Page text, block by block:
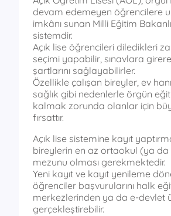
devam edemeyen öğrencilere
imkânı sunan Milli Eğitim
sistemdir.
Açık lise öğrencileri diledikleri
seçimi yapabilir, sınavlara
şartlarını sağlayabilirler.
Özellikle çalışan bireyler, ev
sağlık gibi nedenlerle örgün
kalmak zorunda olanlar için
fırsattır.
Açık lise sistemine kayıt
bireylerin en az ortaokul (ya
mezunu olması gerekmektedir.
Yeni kayıt ve kayıt yenileme
öğrenciler başvurularını halk
merkezlerinden ya da e-devlet
gerçekleştirebilir.